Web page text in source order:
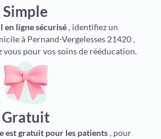
Simple
en ligne sécurisé, identifiez un
à Pernand-Vergelesses 21420 ,
vous pour vos soins de rééducation.
Gratuit
est gratuit pour les patients, pour